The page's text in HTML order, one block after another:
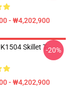
- ₩4,202,900
Skillet T-
- ₩4,202,900
-20%